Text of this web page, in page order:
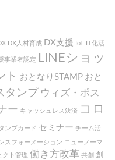
DX人材育成 DX支援 IoT IT化活
事業者認定
LINEショッ
ト おとなりSTAMP おと
タンプ ウィズ・ポス
ー キャッシュレス決済
コロ
ンプカード セミナー チーム活
スフォーメーション ニューノーマ
クト管理 働き方改革 共創 創